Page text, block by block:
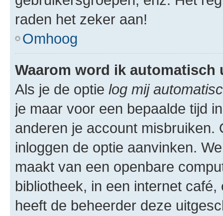
raden het zeker aan!
Omhoog
Waarom word ik automatisch
Als je de optie log mij
je maar voor een bepaalde tijd
anderen je account misbruiken.
inloggen de optie aanvinken.
maakt van een openbare
bibliotheek, in een internet
heeft de beheerder deze